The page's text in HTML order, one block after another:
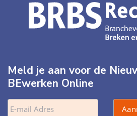
Meld je aan voor de
BEwerken Online